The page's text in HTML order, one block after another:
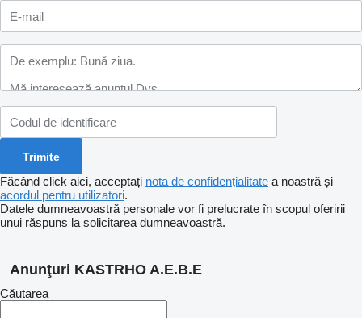
Făcând click aici, acceptați nota de confidențialitate a noastră și
acordul pentru utilizatori.
Datele dumneavoastră personale vor fi prelucrate în scopul oferirii
unui răspuns la solicitarea dumneavoastră.
Anunţuri KASTRHO A.E.B.E
Căutarea